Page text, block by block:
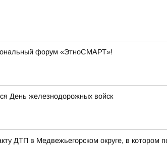
форум «ЭтноСМАРТ»!
День железнодорожных войск
ДТП в Медвежьегорском округе, в котором